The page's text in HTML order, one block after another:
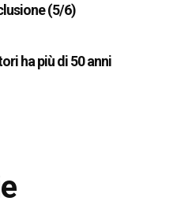
(5/6)
ha più di 50 anni